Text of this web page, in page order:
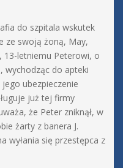
do szpitala wskutek
ze swoją żoną, May,
letniemu Peterowi, o
wychodząc do apteki
ubezpieczenie
już tej firmy
że Peter zniknął, w
żarty z banera J.
wyłania się przestępca z